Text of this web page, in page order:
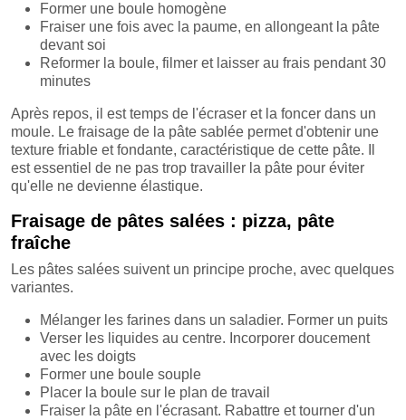
Former une boule homogène
Fraiser une fois avec la paume, en allongeant la pâte
devant soi
Reformer la boule, filmer et laisser au frais pendant 30
minutes
Après repos, il est temps de l'écraser et la foncer dans un
moule. Le fraisage de la pâte sablée permet d'obtenir une
texture friable et fondante, caractéristique de cette pâte. Il
est essentiel de ne pas trop travailler la pâte pour éviter
qu'elle ne devienne élastique.
Fraisage de pâtes salées : pizza, pâte
fraîche
Les pâtes salées suivent un principe proche, avec quelques
variantes.
Mélanger les farines dans un saladier. Former un puits
Verser les liquides au centre. Incorporer doucement
avec les doigts
Former une boule souple
Placer la boule sur le plan de travail
Fraiser la pâte en l'écrasant. Rabattre et tourner d'un